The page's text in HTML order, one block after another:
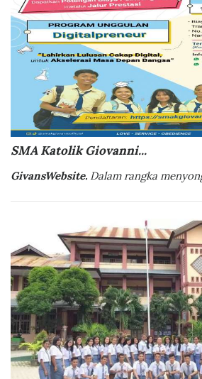
SMA Katolik Giovanni...
GivansWebsite. Dalam rangka